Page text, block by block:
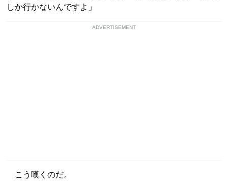
しか行かないんですよ」
ADVERTISEMENT
こう嘆くのだ。